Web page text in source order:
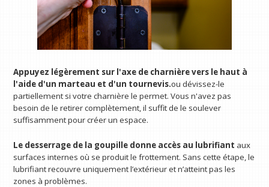
Appuyez légèrement sur l'axe de charnière vers le haut à
l'aide d'un marteau et d'un tournevis.ou dévissez-le
partiellement si votre charnière le permet. Vous n'avez pas
besoin de le retirer complètement, il suffit de le soulever
suffisamment pour créer un espace.
Le desserrage de la goupille donne accès au lubrifiant aux
surfaces internes où se produit le frottement. Sans cette étape, le
lubrifiant recouvre uniquement l’extérieur et n’atteint pas les
zones à problèmes.